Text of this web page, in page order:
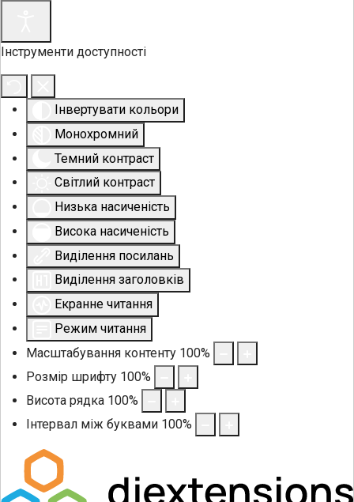
Інструменти доступності
Інвертувати кольори
Монохромний
Темний контраст
Світлий контраст
Низька насиченість
Висока насиченість
Виділення посилань
Виділення заголовків
Екранне читання
Режим читання
Масштабування контенту 100%
Розмір шрифту 100%
Висота рядка 100%
Інтервал між буквами 100%